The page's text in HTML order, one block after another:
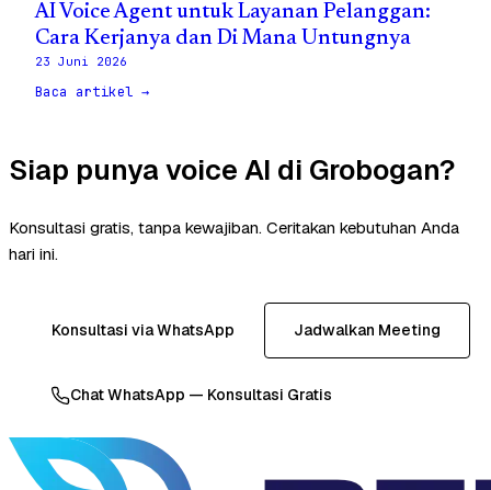
AI Voice Agent untuk Layanan Pelanggan:
Cara Kerjanya dan Di Mana Untungnya
23 Juni 2026
Baca artikel →
Siap punya voice AI di Grobogan?
Konsultasi gratis, tanpa kewajiban. Ceritakan kebutuhan Anda
hari ini.
Konsultasi via WhatsApp Jadwalkan Meeting
Chat WhatsApp — Konsultasi Gratis